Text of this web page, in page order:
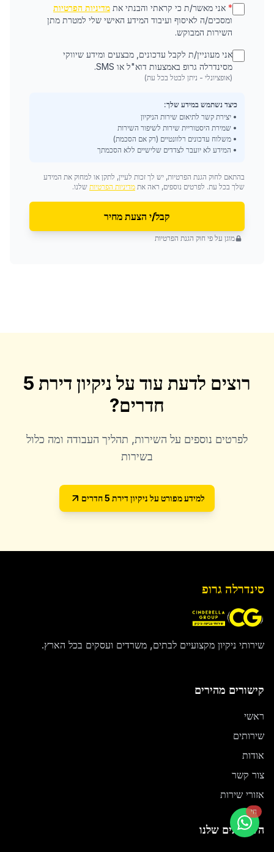
* אני מאשר/ת כי קראתי והבנתי את מדיניות הפרטיות
ומסכים/ה לאיסוף ועיבוד המידע האישי שלי למטרת מתן
השירות המבוקש.
אני מעוניין/ת לקבל עדכונים, מבצעים ומידע שיווקי
מסינדרלה גרופ באמצעות דוא"ל או SMS.
(אופציונלי - ניתן לבטל בכל עת)
כיצד נשתמש במידע שלך:
• יצירת קשר לתיאום שירות הניקיון
• שמירת היסטוריית שירות לשיפור השירות
• משלוח עדכונים רלוונטיים (רק אם הסכמת)
• המידע לא יועבר לצדדים שלישיים ללא הסכמתך
בהתאם לחוק הגנת הפרטיות, יש לך זכות לעיין, לתקן או למחוק את המידע
שלך בכל עת. לפרטים נוספים, ראה את מדיניות הפרטיות שלנו.
קבל/י הצעת מחיר
מוגן על פי חוק הגנת הפרטיות
רוצים לדעת עוד על
ניקיון דירת 5
חדרים?
לפרטים נוספים על השירות, תהליך העבודה ומה כלול
בשירות
למידע מפורט על ניקיון דירת 5 חדרים
סינדרלה גרופ
שירותי ניקיון מקצועיים לבתים, משרדים ועסקים בכל הארץ.
קישורים מהירים
ראשי
שירותים
אודות
צור קשר
אזורי שירות
השירותים שלנו
חי